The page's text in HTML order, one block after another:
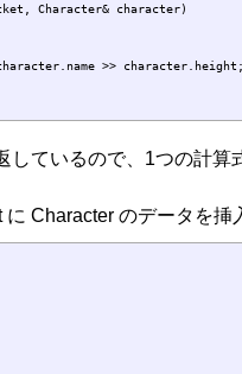
Character& character)
>> character.height;
ているので、1つの計算
Character のデータを